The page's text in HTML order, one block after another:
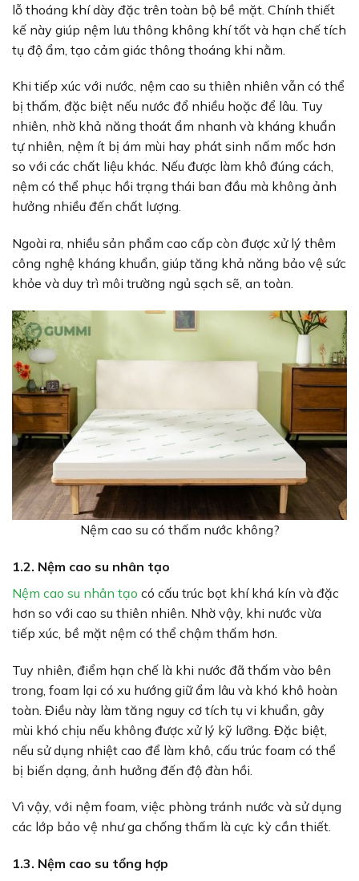
lỗ thoáng khí dày đặc trên toàn bộ bề mặt. Chính thiết
kế này giúp nệm lưu thông không khí tốt và hạn chế tích
tụ độ ẩm, tạo cảm giác thông thoáng khi nằm.
Khi tiếp xúc với nước, nệm cao su thiên nhiên vẫn có thể
bị thấm, đặc biệt nếu nước đổ nhiều hoặc để lâu. Tuy
nhiên, nhờ khả năng thoát ẩm nhanh và kháng khuẩn
tự nhiên, nệm ít bị ám mùi hay phát sinh nấm mốc hơn
so với các chất liệu khác. Nếu được làm khô đúng cách,
nệm có thể phục hồi trạng thái ban đầu mà không ảnh
hưởng nhiều đến chất lượng.
Ngoài ra, nhiều sản phẩm cao cấp còn được xử lý thêm
công nghệ kháng khuẩn, giúp tăng khả năng bảo vệ sức
khỏe và duy trì môi trường ngủ sạch sẽ, an toàn.
Nệm cao su có thấm nước không?
1.2. Nệm cao su nhân tạo
Nệm cao su nhân tạo có cấu trúc bọt khí khá kín và đặc
hơn so với cao su thiên nhiên. Nhờ vậy, khi nước vừa
tiếp xúc, bề mặt nệm có thể chậm thấm hơn.
Tuy nhiên, điểm hạn chế là khi nước đã thấm vào bên
trong, foam lại có xu hướng giữ ẩm lâu và khó khô hoàn
toàn. Điều này làm tăng nguy cơ tích tụ vi khuẩn, gây
mùi khó chịu nếu không được xử lý kỹ lưỡng. Đặc biệt,
nếu sử dụng nhiệt cao để làm khô, cấu trúc foam có thể
bị biến dạng, ảnh hưởng đến độ đàn hồi.
Vì vậy, với nệm foam, việc phòng tránh nước và sử dụng
các lớp bảo vệ như ga chống thấm là cực kỳ cần thiết.
1.3. Nệm cao su tổng hợp